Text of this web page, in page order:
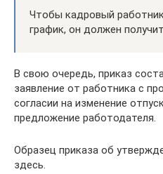
Чтобы кадровый
график, он должен
В свою очередь, приказ
заявление от работника с
согласии на изменение
предложение работодателя.
Образец приказа об
здесь.